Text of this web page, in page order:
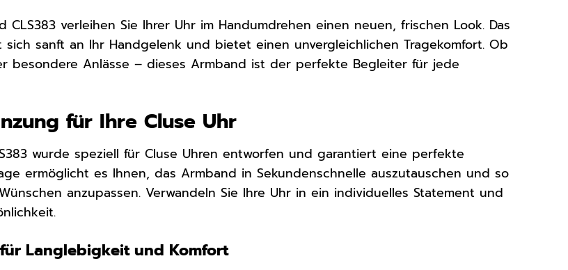
CLS383 verleihen Sie Ihrer Uhr im Handumdrehen einen neuen, frischen Look. Das
sich sanft an Ihr Handgelenk und bietet einen unvergleichlichen Tragekomfort. Ob
besondere Anlässe – dieses Armband ist der perfekte Begleiter für jede
für Ihre Cluse Uhr
wurde speziell für Cluse Uhren entworfen und garantiert eine perfekte
ermöglicht es Ihnen, das Armband in Sekundenschnelle auszutauschen und so
anzupassen. Verwandeln Sie Ihre Uhr in ein individuelles Statement und
Langlebigkeit und Komfort